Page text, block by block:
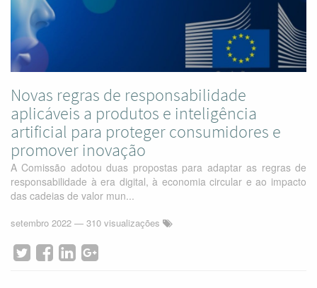
Novas regras de responsabilidade
aplicáveis a produtos e inteligência
artificial para proteger consumidores e
promover inovação
A Comissão adotou duas propostas para adaptar as regras de
responsabilidade à era digital, à economia circular e ao impacto
das cadeias de valor mun...
setembro 2022 — 310 visualizações